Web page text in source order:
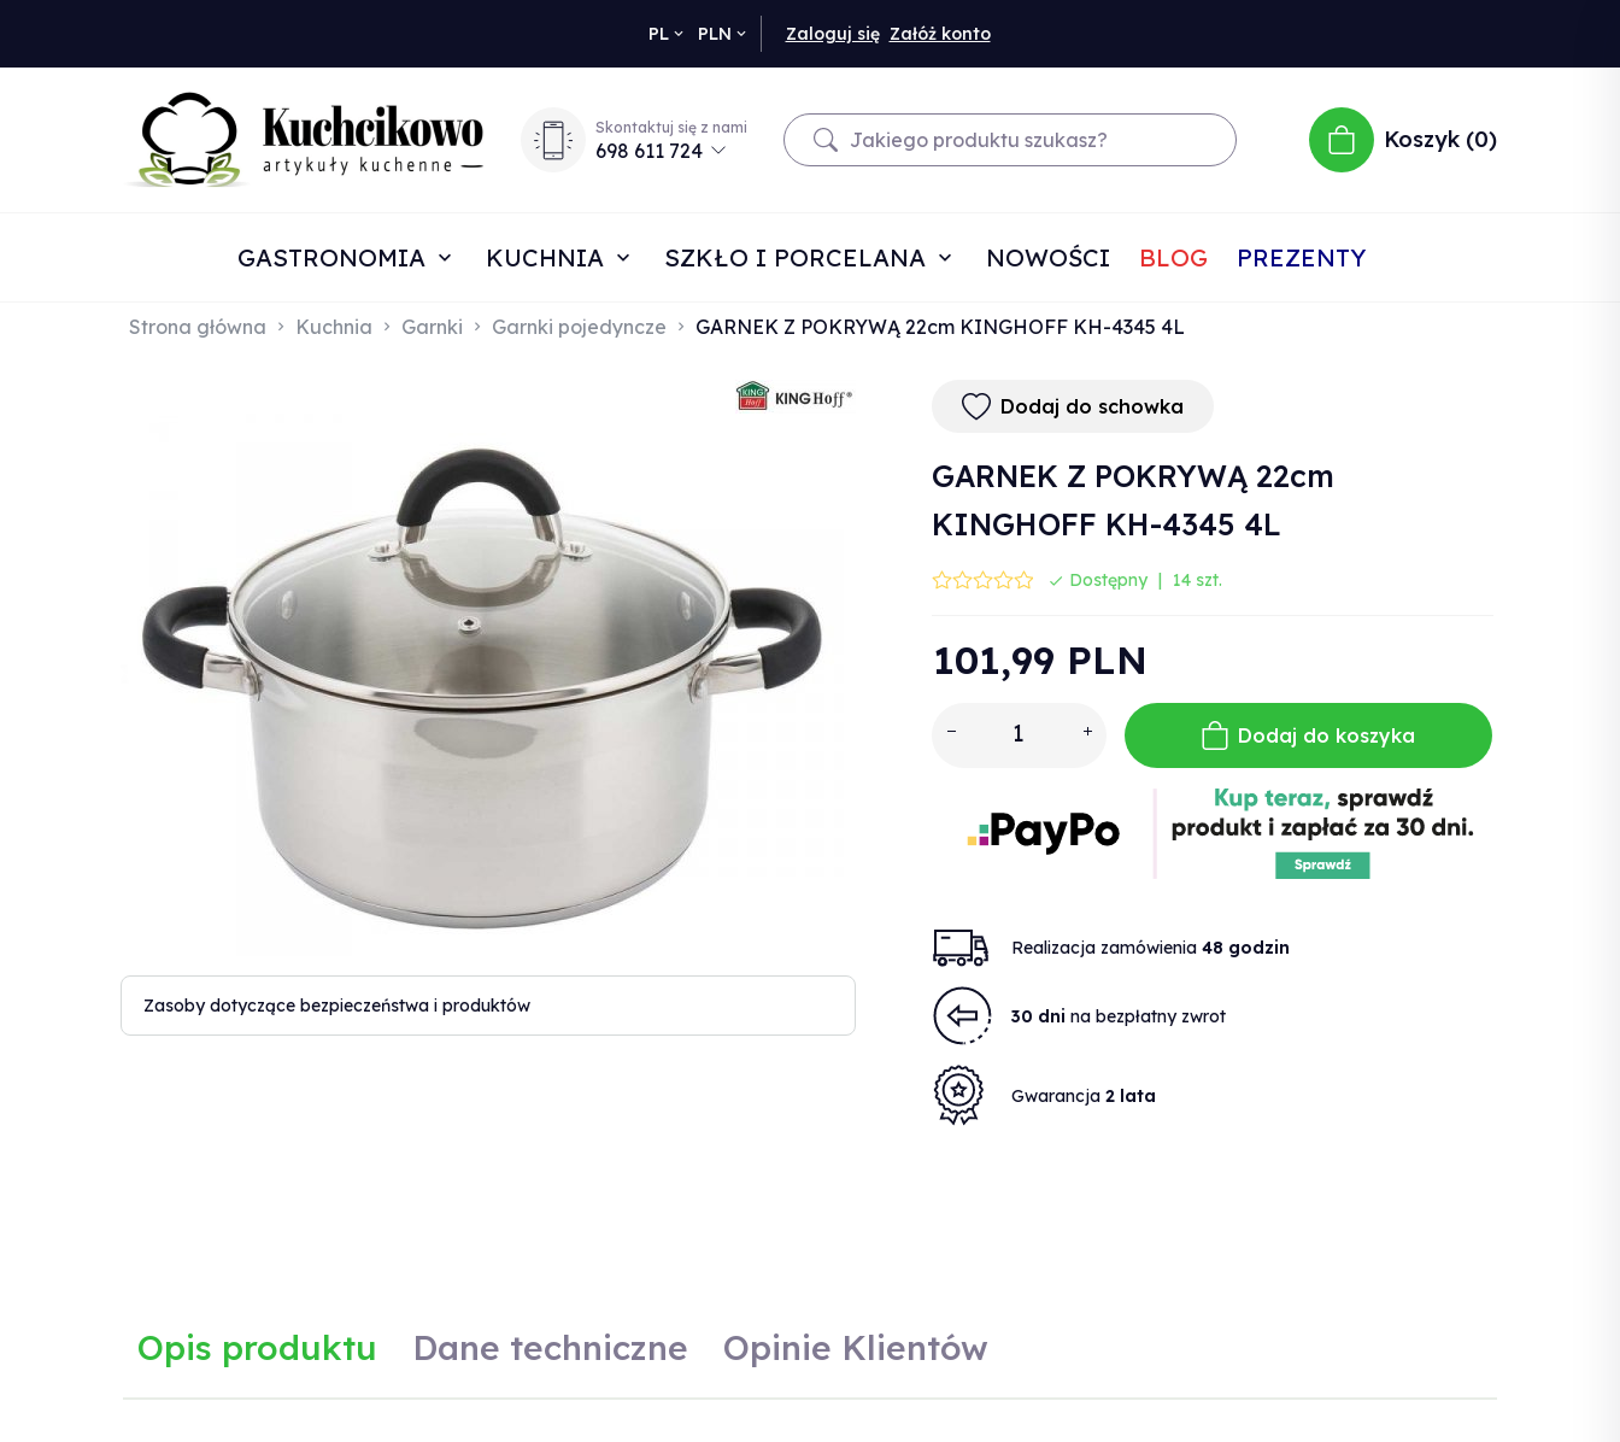
PL currency_h
PLN Zaloguj się Załóż konto
Skontaktuj się z nami
698 611 724 Koszyk 0
GASTRONOMIA KUCHNIA SZKŁO I PORCELANA NOWOŚCI BLOG PREZENTY
Strona główna Kuchnia Garnki Garnki pojedyncze GARNEK Z POKRYWĄ 22cm KINGHOFF KH-4345 4L
Zasoby dotyczące bezpieczeństwa i produktów
Dodaj do schowka
GARNEK Z POKRYWĄ 22cm
KINGHOFF KH-4345 4L
Dostępny 14 szt.
101,99 PLN
Dodaj do koszyka
Realizacja zamówienia48 godzin
30 dni na bezpłatny zwrot
Gwarancja2 lata
Opis produktu Dane techniczne Opinie Klientów